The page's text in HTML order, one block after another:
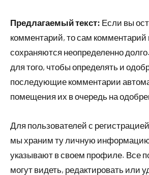
Предлагаемый текст: Если вы
комментарий, то сам комментарий
сохраняются неопределенно
для того, чтобы определять и
последующие комментарии
помещения их в очередь на
Для пользователей с
мы храним ту личную
указывают в своем профиле. Все
могут видеть, редактировать или